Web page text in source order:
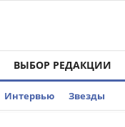
ВЫБОР РЕДАКЦИИ
Интервью Звезды